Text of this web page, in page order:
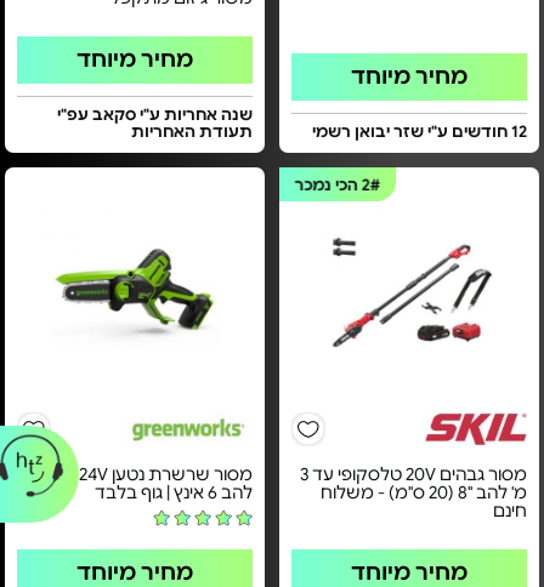
מחיר מיוחד
12 חודשים ע"י שזר יבואן רשמי
מחיר מיוחד
שנה אחריות ע"י סקאב עפ"י
תעודת האחריות
2#הכי נמכר
מסור גבהים 20V טלסקופי עד 3
מ' להב "8 (20 ס"מ) - משלוח
חינם
מחיר מיוחד
מסור שרשרת נטען 24V - אורך
להב 6 אינץ | גוף בלבד
מחיר מיוחד